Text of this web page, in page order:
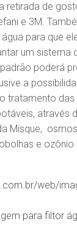
retirada de
e 3M.
para que
um sistema
poderá
a
tratamento das
através
Misque,
e ozônio